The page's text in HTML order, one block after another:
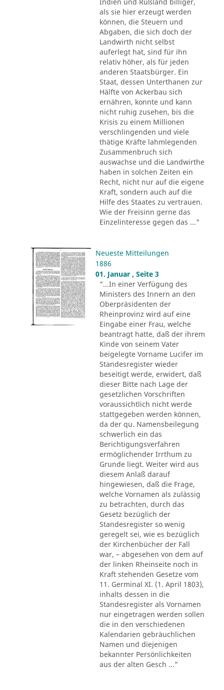
als sie hier erzeugt werden
können, die Steuern und
Abgaben, die sich doch der
Landwirth nicht selbst
auferlegt hat, sind für ihn
relativ höher, als für jeden
anderen Staatsbürger. Ein
Staat, dessen Unterthanen zur
Hälfte von Ackerbau sich
ernähren, konnte und kann
nicht ruhig zusehen, bis die
Krisis zu einem Millionen
verschlingenden und viele
thätige Kräfte lahmlegenden
Zusammenbruch sich
auswachse und die Landwirthe
haben in solchen Zeiten ein
Recht, nicht nur auf die eigene
Kraft, sondern auch auf die
Hilfe des Staates zu vertrauen.
Wie der Freisinn gerne das
Einzelinteresse gegen das ..."
Neueste Mitteilungen
1886
01. Januar , Seite 3
"...In einer Verfügung des
Ministers des Innern an den
Oberpräsidenten der
Rheinprovinz wird auf eine
Eingabe einer Frau, welche
beantragt hatte, daß der ihrem
Kinde von seinem Vater
beigelegte Vorname Lucifer im
Standesregister wieder
beseitigt werde, erwidert, daß
dieser Bitte nach Lage der
gesetzlichen Vorschriften
voraussichtlich nicht werde
stattgegeben werden können,
da der qu. Namensbeilegung
schwerlich ein das
Berichtigungsverfahren
ermöglichender Irrthum zu
Grunde liegt. Weiter wird aus
diesem Anlaß darauf
hingewiesen, daß die Frage,
welche Vornamen als zulässig
zu betrachten, durch das
Gesetz bezüglich der
Standesregister so wenig
geregelt sei, wie es bezüglich
der Kirchenbücher der Fall
war, – abgesehen von dem auf
der linken Rheinseite noch in
Kraft stehenden Gesetze vom
11. Germinal XI. (1. April 1803),
inhalts dessen in die
Standesregister als Vornamen
nur eingetragen werden sollen
die in den verschiedenen
Kalendarien gebräuchlichen
Namen und diejenigen
bekannter Persönlichkeiten
aus der alten Gesch ..."